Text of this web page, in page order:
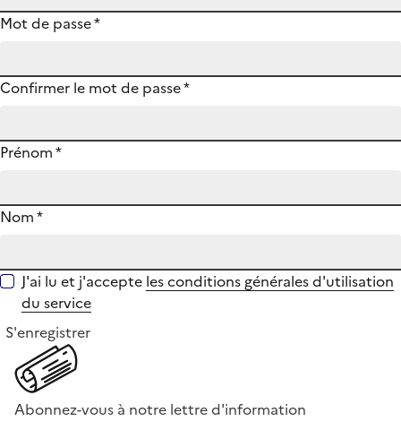
Mot de passe*
Confirmer le mot de passe*
Prénom*
Nom*
J'ai lu et j'accepte les conditions générales d'utilisation
du service
S'enregistrer
Abonnez-vous à notre lettre d'information